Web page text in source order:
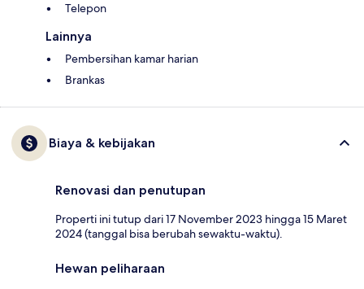
Telepon
Lainnya
Pembersihan kamar harian
Brankas
Biaya & kebijakan
Renovasi dan penutupan
Properti ini tutup dari 17 November 2023 hingga 15 Maret
2024 (tanggal bisa berubah sewaktu-waktu).
Hewan peliharaan